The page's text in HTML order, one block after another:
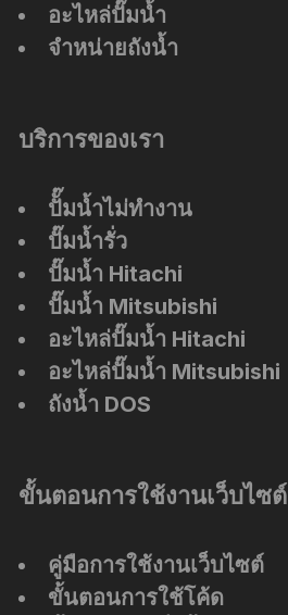
อะไหล่ปั๊มน้ำ
จำหน่ายถังน้ำ
บริการของเรา
ปัั๊มน้ำไม่ทำงาน
ปั๊มน้ำรั่ว
ปั๊มน้ำ Hitachi
ปั๊มน้ำ Mitsubishi
อะไหล่ปั๊มน้ำ Hitachi
อะไหล่ปั๊มน้ำ Mitsubishi
ถังน้ำ DOS
ขั้นตอนการใช้งานเว็บไซต์
คู่มือการใช้งานเว็บไซต์
ขั้นตอนการใช้โค้ด